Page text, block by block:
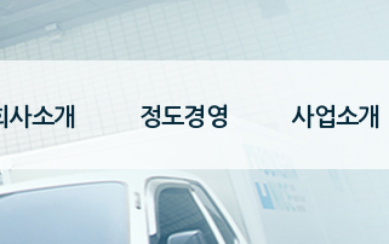
사소개 정도경영 사업소개